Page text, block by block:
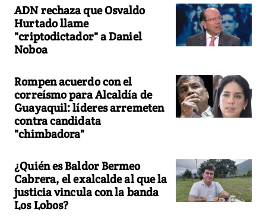
ADN rechaza que Osvaldo
Hurtado llame
"criptodictador" a Daniel
Noboa
Rompen acuerdo con el
correísmo para Alcaldía de
Guayaquil: líderes arremeten
contra candidata
"chimbadora"
¿Quién es Baldor Bermeo
Cabrera, el exalcalde al que la
justicia vincula con la banda
Los Lobos?